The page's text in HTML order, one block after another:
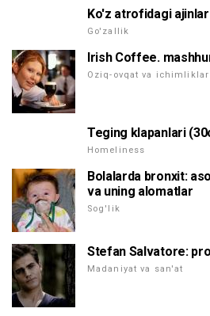
Ko'z atrofidagi
Go'zallik
Irish Coffee.
Oziq-ovqat va ichimliklar
Teging klapanlari
Homeliness
Bolalarda bronxit:
va uning alomatlar
Sog'lik
Stefan Salvatore:
Madaniyat va san'at